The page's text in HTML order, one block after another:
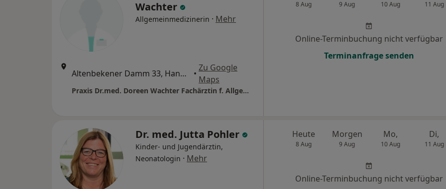
Wachter
Allgemeinmedizinerin · Mehr
Altenbekener Damm 33, Hannover •
Zu Google
Maps
Praxis Dr.med. Doreen Wachter Fachärztin f. Allgemeinmedizin
8 Aug 9 Aug 10 Aug 11 Aug
Online-Terminbuchung nicht verfügbar
Terminanfrage senden
Dr. med. Jutta Pohler
Kinder- und Jugendärztin,
Neonatologin · Mehr
Heute
8 Aug
Morgen
9 Aug
Mo,
10 Aug
Di,
11 Aug
Online-Terminbuchung nicht verfügbar